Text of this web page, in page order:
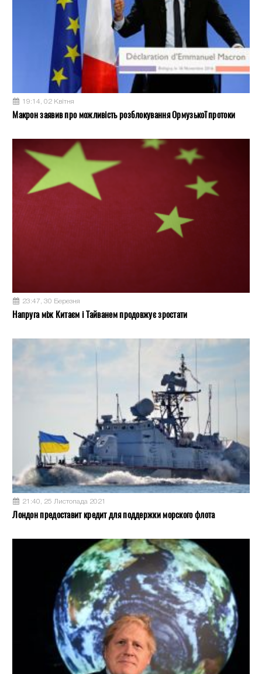
19:14, 02 Квітня
Макрон заявив про можливість розблокування Ормузької протоки
23:47, 30 Березня
Напруга між Китаєм і Тайванем продовжує зростати
21:40, 25 Листопада 2021
Лондон предоставит кредит для поддержки морского флота